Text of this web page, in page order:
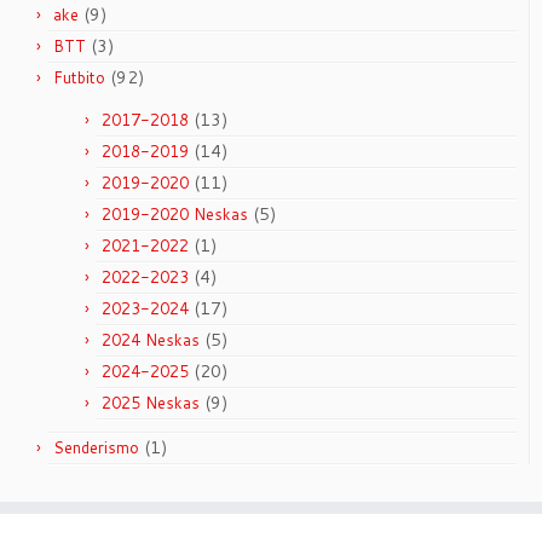
ake (9)
BTT (3)
Futbito (92)
2017-2018 (13)
2018-2019 (14)
2019-2020 (11)
2019-2020 Neskas (5)
2021-2022 (1)
2022-2023 (4)
2023-2024 (17)
2024 Neskas (5)
2024-2025 (20)
2025 Neskas (9)
Senderismo (1)